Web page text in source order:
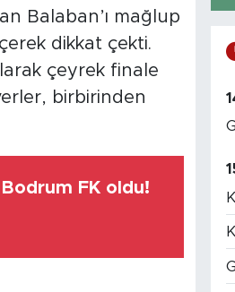
Balaban’ı mağlup
dikkat çekti.
çeyrek finale
birbirinden
Bodrum FK oldu!